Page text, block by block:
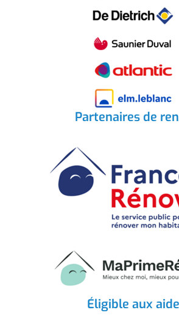
Partenaires de
Éligible aux